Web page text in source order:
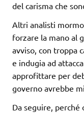
del carisma che
Altri analisti
forzare la mano al
avviso, con troppa
e indugia ad
approfittare per
governo avrebbe
Da seguire, perché